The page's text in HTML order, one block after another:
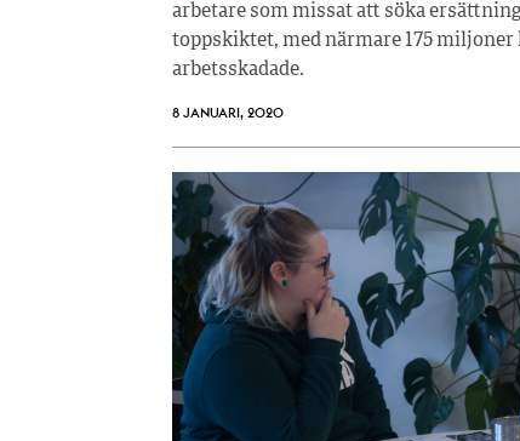
arbetare som missat att söka
toppskiktet, med närmare 175
arbetsskadade.
8 JANUARI, 2020